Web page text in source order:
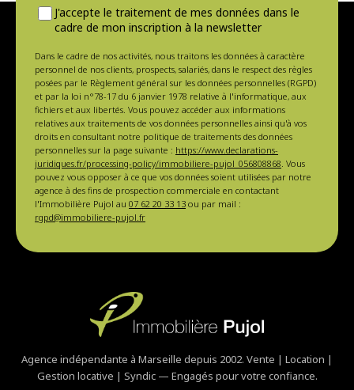
J'accepte le traitement de mes données dans le
cadre de mon inscription à la newsletter
Dans le cadre de nos activités, nous traitons les données à caractère
personnel de nos clients, prospects, salariés, dans le respect des règles
posées par le Règlement général sur les données personnelles (RGPD)
et par la loi n°78-17 du 6 janvier 1978 relative à l'informatique, aux
fichiers et aux libertés. Vous pouvez accéder aux informations
relatives aux traitements de vos données personnelles ainsi qu'à vos
droits en consultant notre politique de traitements des données
personnelles sur la page suivante : https://www.declarations-
juridiques.fr/processing-policy/immobiliere-pujol_056808868 . Vous
pouvez vous opposer à ce que vos données soient utilisées par notre
agence à des fins de prospection commerciale en contactant
l'Immobilière Pujol au 07 62 20 33 13 ou par mail :
rgpd@immobiliere-pujol.fr
Agence indépendante à Marseille depuis 2002. Vente | Location |
Gestion locative | Syndic — Engagés pour votre confiance.